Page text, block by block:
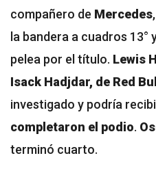
compañero de Mercedes,
la bandera a cuadros
pelea por el título. Lewis
Isack Hadjdar, de Red
investigado y podría
completaron el podio.
terminó cuarto.